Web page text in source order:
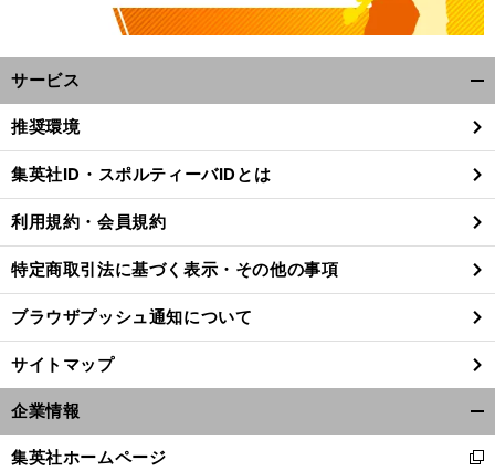
サービス
閉
る
推奨環境
集英社ID・スポルティーバIDとは
利用規約・会員規約
特定商取引法に基づく表示・その他の事項
ブラウザプッシュ通知について
サイトマップ
企業情報
集英社ホームページ
新